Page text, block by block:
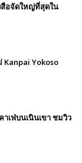
สือจัดใหญ่ที่สุดใน
Kanpai Yokoso
เฟ่บนเนินเขา ชมวิว